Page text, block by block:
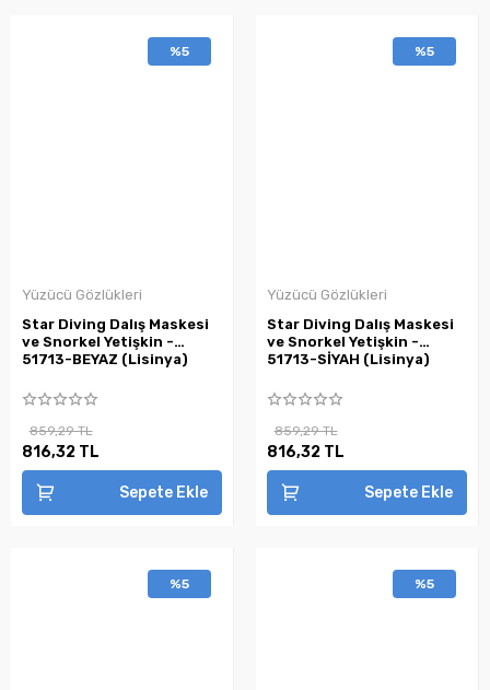
%5
Yüzücü Gözlükleri
Star Diving Dalış Maskesi
ve Snorkel Yetişkin -
51713-BEYAZ (Lisinya)
859,29 TL
816,32 TL
Sepete Ekle
%5
Yüzücü Gözlükleri
Star Diving Dalış Maskesi
ve Snorkel Yetişkin -
51713-SİYAH (Lisinya)
859,29 TL
816,32 TL
Sepete Ekle
%5 %5